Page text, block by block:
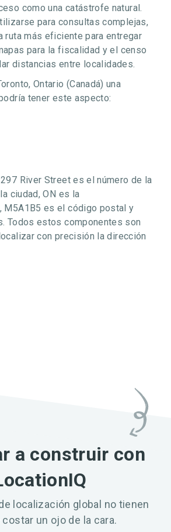
como una catástrofe natural.
para consultas complejas,
ruta más eficiente para entregar
para la fiscalidad y el censo
distancias entre localidades.
Ontario (Canadá) una
tener este aspecto:
River Street es el número de la
ciudad, ON es la
M5A1B5 es el código postal y
Todos estos componentes son
con precisión la dirección
a construir con
localización global no tienen
costar un ojo de la cara.